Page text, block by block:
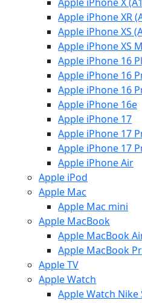
Apple iPhone XR
Apple iPhone XS
Apple iPhone XS
Apple iPhone 16
Apple iPhone 16
Apple iPhone 16
Apple iPhone 16e
Apple iPhone 17
Apple iPhone 17
Apple iPhone 17
Apple iPhone Air
Apple iPod
Apple Mac
Apple Mac mini
Apple MacBook
Apple MacBook
Apple MacBook
Apple TV
Apple Watch
Apple Watch Nike